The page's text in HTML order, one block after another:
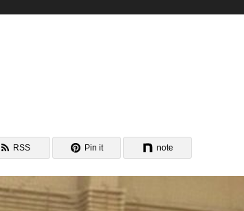
RSS Pin it note